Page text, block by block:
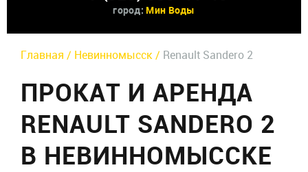
Контакты
город: Мин Воды
Главная / Невинномысск / Renault Sandero 2
ПРОКАТ И АРЕНДА
RENAULT SANDERO 2
В НЕВИННОМЫССКЕ